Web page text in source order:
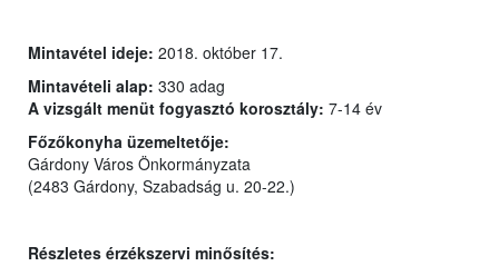
Mintavétel ideje: 2018. október 17.
Mintavételi alap: 330 adag
A vizsgált menüt fogyasztó korosztály: 7-14 év
Főzőkonyha üzemeltetője:
Gárdony Város Önkormányzata
(2483 Gárdony, Szabadság u. 20-22.)
Részletes érzékszervi minősítés: